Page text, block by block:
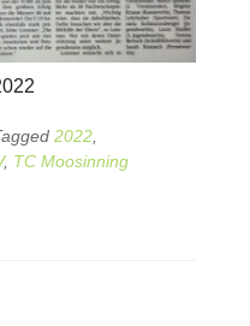
2022,
, TC Moosinning